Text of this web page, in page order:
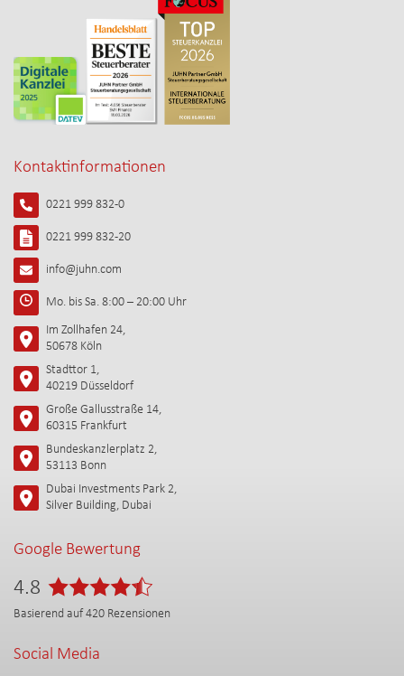
Kontaktinformationen
0221 999 832-0
0221 999 832-20
info@juhn.com
Mo. bis Sa. 8:00 – 20:00 Uhr
Im Zollhafen 24,
50678 Köln
Stadttor 1,
40219 Düsseldorf
Große Gallusstraße 14,
60315 Frankfurt
Bundeskanzlerplatz 2,
53113 Bonn
Dubai Investments Park 2,
Silver Building, Dubai
Google Bewertung
4.8
Basierend auf 420 Rezensionen
Social Media